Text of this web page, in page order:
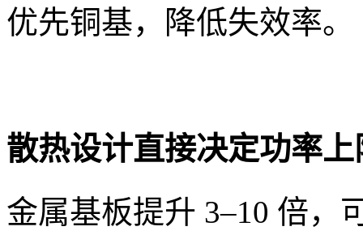
优先铜基，降低失效率。
散热设计直接决定功率上
金属基板提升 3–10 倍，